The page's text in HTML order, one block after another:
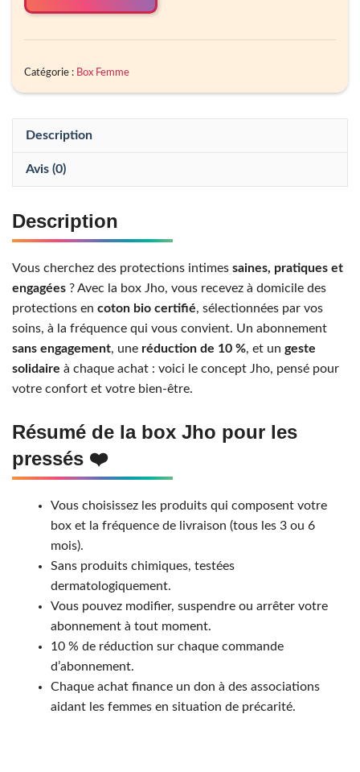
Catégorie : Box Femme
Description
Avis (0)
Description
Vous cherchez des protections intimes saines, pratiques et
engagées ? Avec la box Jho, vous recevez à domicile des
protections en coton bio certifié, sélectionnées par vos
soins, à la fréquence qui vous convient. Un abonnement
sans engagement, une réduction de 10 %, et un geste
solidaire à chaque achat : voici le concept Jho, pensé pour
votre confort et votre bien-être.
Résumé de la box Jho pour les
pressés ❤️
Vous choisissez les produits qui composent votre
box et la fréquence de livraison (tous les 3 ou 6
mois).
Sans produits chimiques, testées
dermatologiquement.
Vous pouvez modifier, suspendre ou arrêter votre
abonnement à tout moment.
10 % de réduction sur chaque commande
d’abonnement.
Chaque achat finance un don à des associations
aidant les femmes en situation de précarité.